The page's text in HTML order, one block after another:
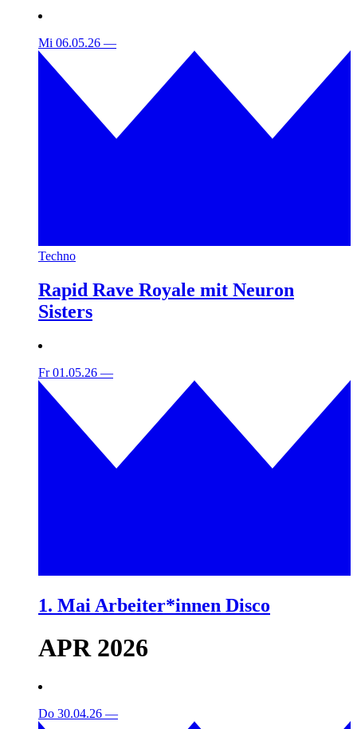
Mi 06.05.26 —
Techno
Rapid Rave Royale mit Neuron
Sisters
Fr 01.05.26 —
1. Mai Arbeiter*innen Disco
APR 2026
Do 30.04.26 —